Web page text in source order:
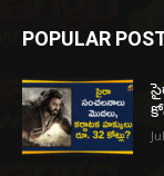
POPULAR